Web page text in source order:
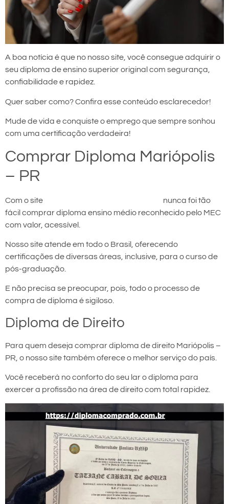
A boa notícia é que no nosso site, você consegue adquirir o
seu diploma de ensino superior original com segurança,
confiabilidade e rapidez.
Quer saber como? Confira esse conteúdo esclarecedor!
Mude de vida e conquiste o emprego que sempre sonhou
com uma certificação verdadeira!
Comprar Diploma Mariópolis
– PR
Com o site
nunca foi tão
fácil comprar diploma ensino médio reconhecido pelo MEC
com valor, acessível.
Nosso site atende em todo o Brasil, oferecendo
certificações de diversas áreas, inclusive, para o curso de
pós-graduação.
E não precisa se preocupar, pois, todo o processo de
compra de diploma é sigiloso.
Diploma de Direito
Para quem deseja comprar diploma de direito Mariópolis –
PR, o nosso site também oferece o melhor serviço do país.
Você receberá no conforto do seu lar o diploma para
exercer a profissão na área de direito com total rapidez.